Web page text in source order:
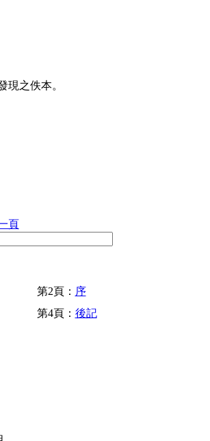
現之佚本。
頁
第2頁： 序
第4頁： 後記